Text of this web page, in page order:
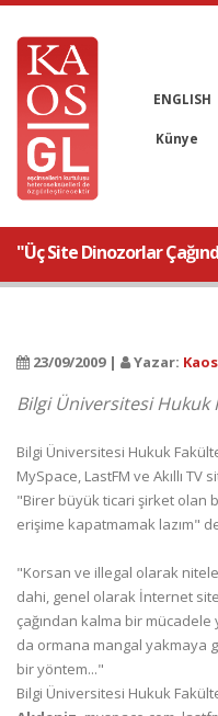
ENGLISH
Künye
"Üç Site Dinozorlar
23/09/2009 | Yazar:
Bilgi Üniversitesi Hukuk
Bilgi Üniversitesi Hukuk
MySpace, LastFM ve Akıllı
"Birer büyük ticari şirket olan
erişime kapatmamak lazım"
"Korsan ve illegal olarak
dahi, genel olarak İnternet
çağından kalma bir mücadele
da ormana mangal yakmaya
bir yöntem..."
Bilgi Üniversitesi Hukuk